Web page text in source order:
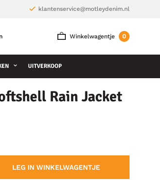
klantenservice@motleydenim.nl
Winkelwagentje 0
UITVERKOOP
Rain Jacket
LEG IN WINKELWAGENTJE